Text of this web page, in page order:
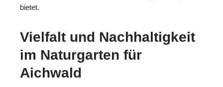
bietet.
Vielfalt und Nachhaltigkeit
im Naturgarten für
Aichwald